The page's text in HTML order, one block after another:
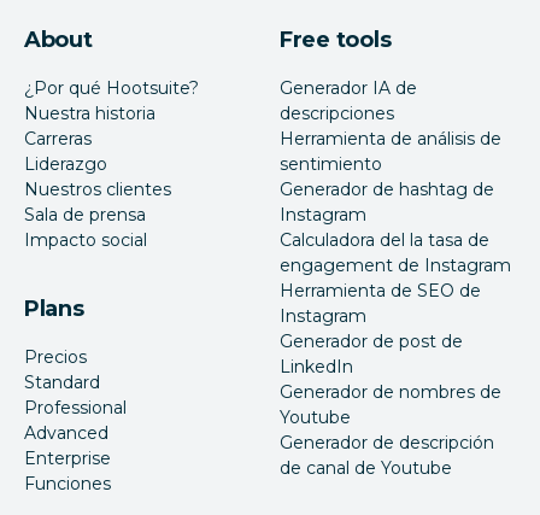
About
¿Por qué Hootsuite?
Nuestra historia
Carreras
Liderazgo
Nuestros clientes
Sala de prensa
Impacto social
Plans
Precios
Standard
Professional
Advanced
Enterprise
Funciones
Free tools
Generador IA de
descripciones
Herramienta de análisis de
sentimiento
Generador de hashtag de
Instagram
Calculadora del la tasa de
engagement de Instagram
Herramienta de SEO de
Instagram
Generador de post de
LinkedIn
Generador de nombres de
Youtube
Generador de descripción
de canal de Youtube